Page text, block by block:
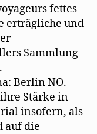
fettes
erträgliche und
Sammlung
Berlin NO.
Stärke in
insofern, als
auf die